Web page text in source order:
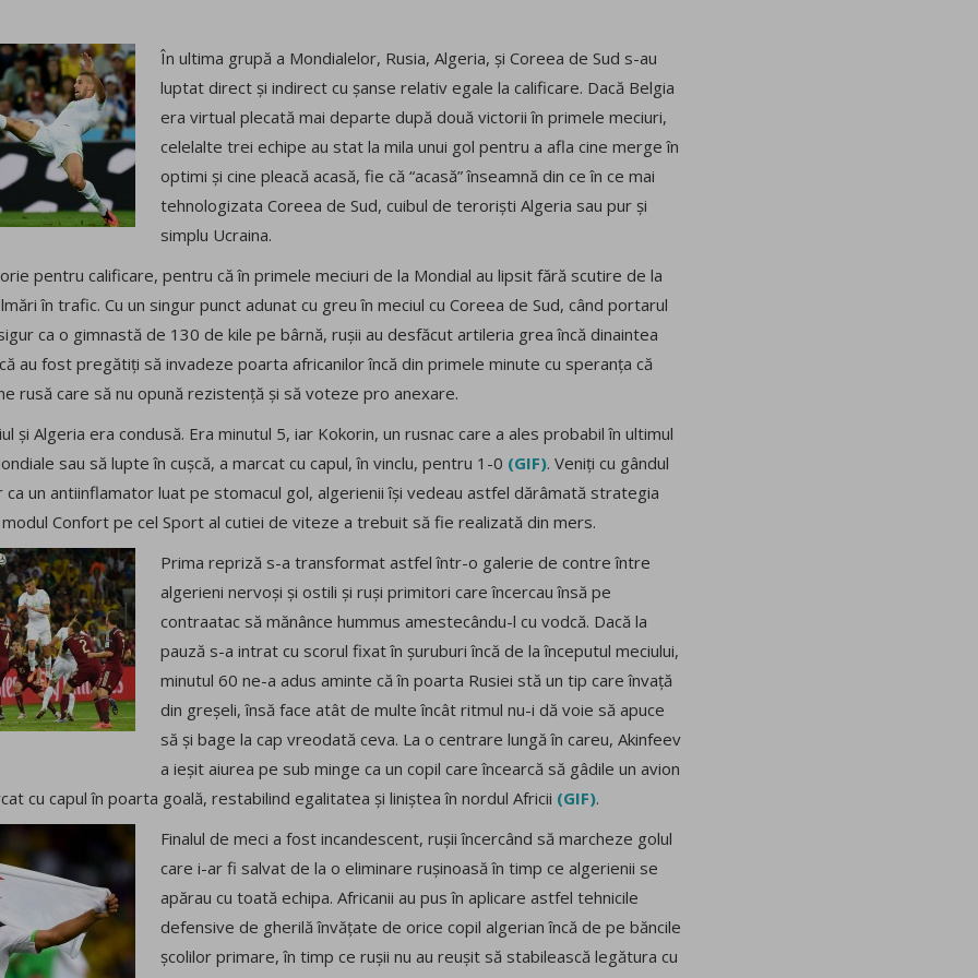
În ultima grupă a Mondialelor, Rusia, Algeria, și Coreea de Sud s-au
luptat direct și indirect cu șanse relativ egale la calificare. Dacă Belgia
era virtual plecată mai departe după două victorii în primele meciuri,
celelalte trei echipe au stat la mila unui gol pentru a afla cine merge în
optimi și cine pleacă acasă, fie că “acasă” înseamnă din ce în ce mai
tehnologizata Coreea de Sud, cuibul de teroriști Algeria sau pur și
simplu Ucraina.
pentru calificare, pentru că în primele meciuri de la Mondial au lipsit fără scutire de la
în trafic. Cu un singur punct adunat cu greu în meciul cu Coreea de Sud, când portarul
ca o gimnastă de 130 de kile pe bârnă, rușii au desfăcut artileria grea încă dinaintea
au fost pregătiți să invadeze poarta africanilor încă din primele minute cu speranța că
rusă care să nu opună rezistență și să voteze pro anexare.
și Algeria era condusă. Era minutul 5, iar Kokorin, un rusnac care a ales probabil în ultimul
sau să lupte în cușcă, a marcat cu capul, în vinclu, pentru 1-0 (GIF). Veniți cu gândul
un antiinflamator luat pe stomacul gol, algerienii își vedeau astfel dărâmată strategia
Confort pe cel Sport al cutiei de viteze a trebuit să fie realizată din mers.
Prima repriză s-a transformat astfel într-o galerie de contre între
algerieni nervoși și ostili și ruși primitori care încercau însă pe
contraatac să mănânce hummus amestecându-l cu vodcă. Dacă la
pauză s-a intrat cu scorul fixat în șuruburi încă de la începutul meciului,
minutul 60 ne-a adus aminte că în poarta Rusiei stă un tip care învață
din greșeli, însă face atât de multe încât ritmul nu-i dă voie să apuce
să și bage la cap vreodată ceva. La o centrare lungă în careu, Akinfeev
a ieșit aiurea pe sub minge ca un copil care încearcă să gâdile un avion
cu capul în poarta goală, restabilind egalitatea și liniștea în nordul Africii (GIF).
Finalul de meci a fost incandescent, rușii încercând să marcheze golul
care i-ar fi salvat de la o eliminare rușinoasă în timp ce algerienii se
apărau cu toată echipa. Africanii au pus în aplicare astfel tehnicile
defensive de gherilă învățate de orice copil algerian încă de pe băncile
școlilor primare, în timp ce rușii nu au reușit să stabilească legătura cu